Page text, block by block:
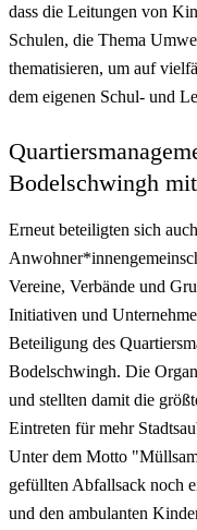
dass die Leitungen von
Schulen, die Thema
thematisieren, um auf
dem eigenen Schul- und
Bodelschwingh
Erneut beteiligten sich
Vereine, Verbände und
Initiativen und
Beteiligung des
Bodelschwingh. Die
und stellten damit die
Eintreten für mehr
Unter dem Motto
gefüllten Abfallsack noch
und den ambulanten